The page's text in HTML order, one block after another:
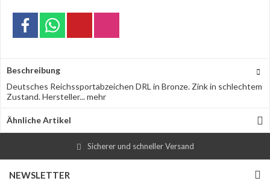
Beschreibung
Deutsches Reichssportabzeichen DRL in Bronze. Zink in schlechtem
Zustand. Hersteller...mehr
Ähnliche Artikel
Sicherer und schneller Versand
NEWSLETTER